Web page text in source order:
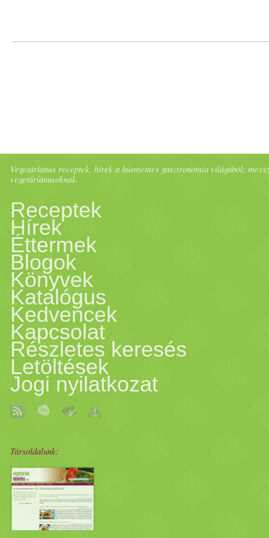
Vegetáriánus receptek, hírek a húsmentes gasztronómia világából;
vegetáriánusoknak.
Receptek
Hírek
Éttermek
Blogok
Könyvek
Katalógus
Kedvencek
Kapcsolat
Részletes keresés
Letöltések
Jogi nyilatkozat
Társoldalunk: